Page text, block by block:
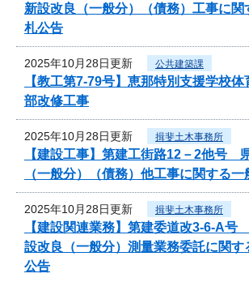
新設改良（一般分）（債務）工事に関
札公告
2025年10月28日更新 公共建築課
【教工第7-79号】恵那特別支援学校
部改修工事
2025年10月28日更新 揖斐土木事務所
【建設工事】第建工街路12－2他号
（一般分）（債務）他工事に関する
2025年10月28日更新 揖斐土木事務所
【建設関連業務】第建委道改3-6-A
設改良（一般分）測量業務委託に関す
公告